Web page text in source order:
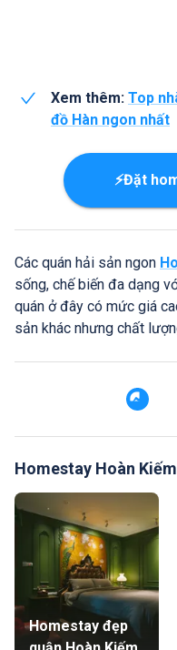
Xem thêm: Top
đồ Hàn ngon nhất
⚡Đặt
Các quán hải sản ngon
sống, chế biến đa dạng
quán ở đây có mức giá
sản khác nhưng chất
Homestay Hoàn Kiếm
Homestay đẹp